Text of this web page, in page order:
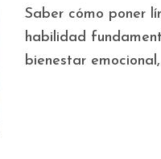
Saber cómo poner límites sanos es una
habilidad
bienestar